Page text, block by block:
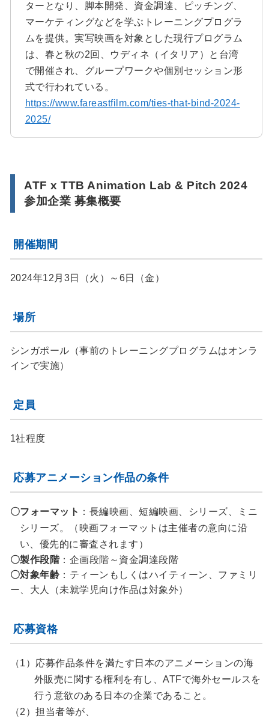
ターとなり、脚本開発、資金調達、ピッチング、
マーケティングなどを学ぶトレーニングプログラ
ムを提供。実写映画を対象とした現行プログラム
は、春と秋の2回、ウディネ（イタリア）と台湾
で開催され、グループワークや個別セッション形
式で行われている。
https://www.fareastfilm.com/ties-that-bind-2024-
2025/
ATF x TTB Animation Lab & Pitch 2024
参加企業 募集概要
開催期間
2024年12月3日（火）～6日（金）
場所
シンガポール（事前のトレーニングプログラムはオンラ
インで実施）
定員
1社程度
応募アニメーション作品の条件
〇フォーマット ：長編映画、短編映画、シリーズ、ミニ
シリーズ。（映画フォーマットは主催者の意向に沿
い、優先的に審査されます）
〇製作段階：企画段階～資金調達段階
〇対象年齢 ：ティーンもしくはハイティーン、ファミリ
ー、大人（未就学児向け作品は対象外）
応募資格
（1）応募作品条件を満たす日本のアニメーションの海
外販売に関する権利を有し、ATFで海外セールスを
行う意欲のある日本の企業であること。
（2）担当者等が、